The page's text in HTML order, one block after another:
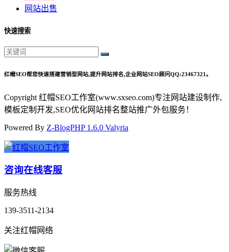
网站出售
快速搜索
红帽SEO帮您快速搭建营销型网站,提升网站排名,企业网站SEO顾问QQ:23467321。
Copyright 红帽SEO工作室(www.sxseo.com)专注网站建设制作,
模板定制开发,SEO优化网站排名整站推广外包服务！
Powered By Z-BlogPHP 1.6.0 Valyria
咨询在线客服
服务热线
139-3511-2134
关注红帽网络